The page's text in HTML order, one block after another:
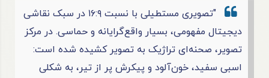
"تصویری مستطیلی با نسبت ۱۶:۹ در سبک نقاشی
دیجیتال مفهومی، بسیار واقع‌گرایانه و حماسی. در مرکز
تصویر، صحنه‌ای تراژیک به تصویر کشیده شده است:
اسبی سفید، خون‌آلود و پیکرش پر از تیر، به شکلی